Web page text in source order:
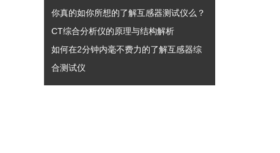
你真的如你所想的了解互感器测试仪么？
CT综合分析仪的原理与结构解析
如何在2分钟内毫不费力的了解互感器综
合测试仪